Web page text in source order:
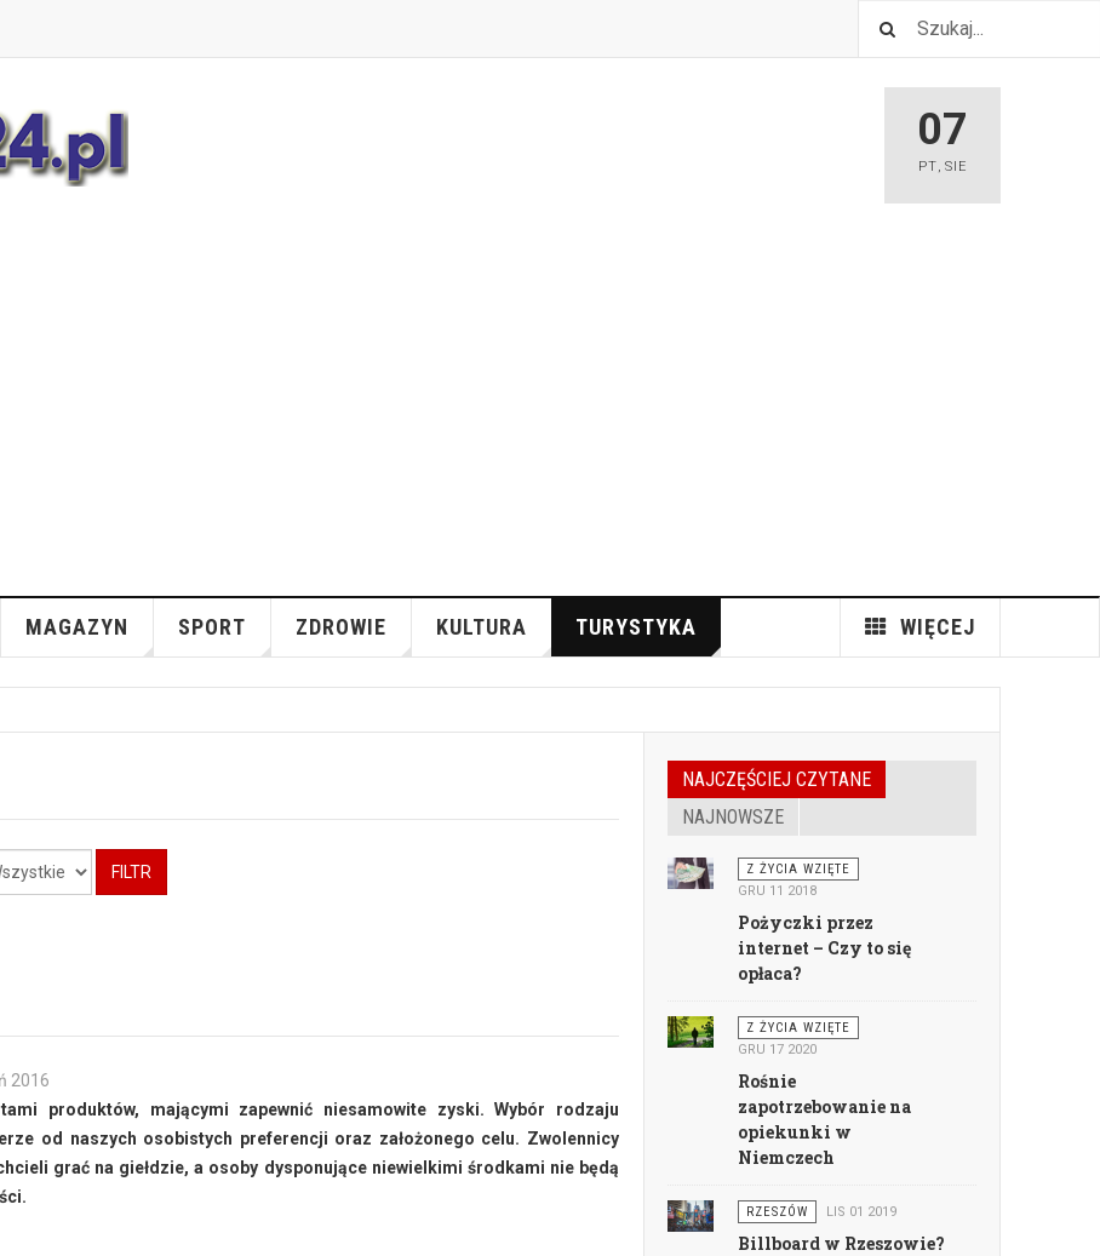
07
PT, SIE
MAGAZYN SPORT ZDROWIE KULTURA TURYSTYKA WIĘCEJ
FILTR
2016
produktów, mającymi zapewnić niesamowite zyski. Wybór rodzaju
od naszych osobistych preferencji oraz założonego celu. Zwolennicy
grać na giełdzie, a osoby dysponujące niewielkimi środkami nie będą
NAJCZĘŚCIEJ CZYTANE
NAJNOWSZE
Z ŻYCIA WZIĘTE
GRU 11 2018
Pożyczki przez
internet – Czy to się
opłaca?
Z ŻYCIA WZIĘTE
GRU 17 2020
Rośnie
zapotrzebowanie na
opiekunki w
Niemczech
RZESZÓW LIS 01 2019
Billboard w Rzeszowie?